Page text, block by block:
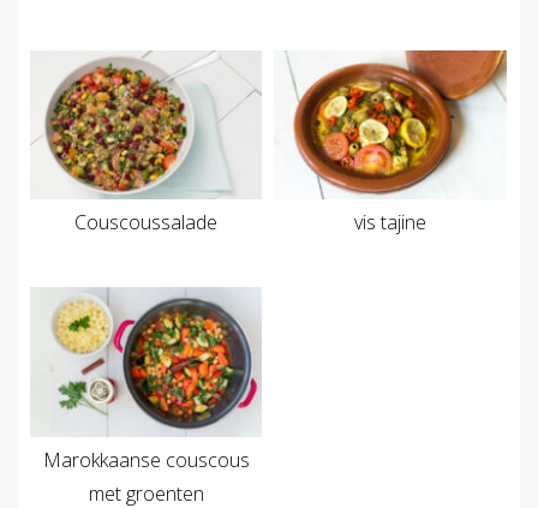
Couscoussalade vis tajine
Marokkaanse couscous
met groenten